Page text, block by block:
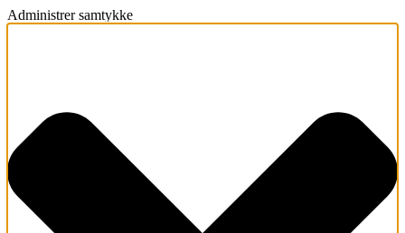
Administrer samtykke